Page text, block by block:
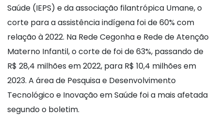
Saúde (IEPS) e da associação filantrópica Umane, o
corte para a assistência indígena foi de 60% com
relação à 2022. Na Rede Cegonha e Rede de Atenção
Materno Infantil, o corte de foi de 63%, passando de
R$ 28,4 milhões em 2022, para R$ 10,4 milhões em
2023. A área de Pesquisa e Desenvolvimento
Tecnológico e Inovação em Saúde foi a mais afetada
segundo o boletim.